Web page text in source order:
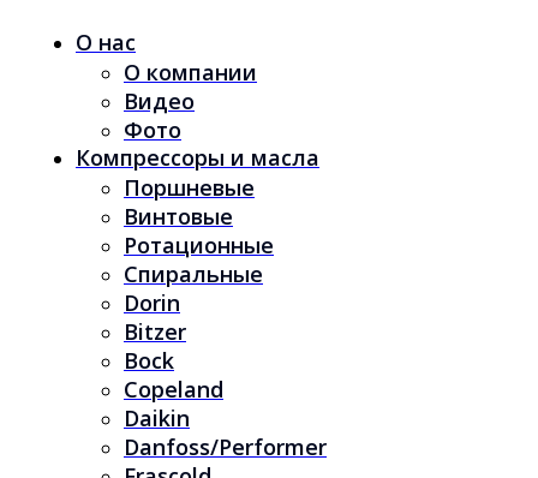
О нас
О компании
Видео
Фото
Компрессоры и масла
Поршневые
Винтовые
Ротационные
Спиральные
Dorin
Bitzer
Bock
Copeland
Daikin
Danfoss/Performer